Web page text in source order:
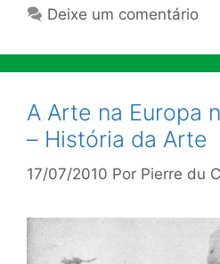
Deixe um comentário
A Arte na Europa
– História da Arte
17/07/2010 Por Pierre du